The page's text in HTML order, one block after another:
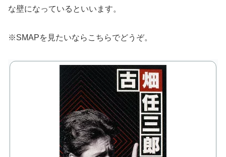
な壁になっているといいます。
※SMAPを見たいならこちらでどうぞ。